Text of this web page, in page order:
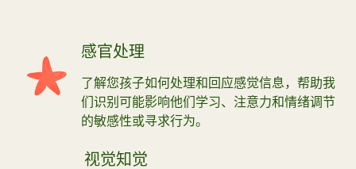
感官处理
了解您孩子如何处理和回应感觉信息，帮助我
们识别可能影响他们学习、注意力和情绪调节
的敏感性或寻求行为。
视觉知觉